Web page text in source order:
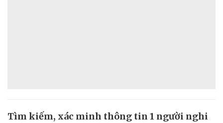
Tìm kiếm, xác minh thông tin 1 người nghi